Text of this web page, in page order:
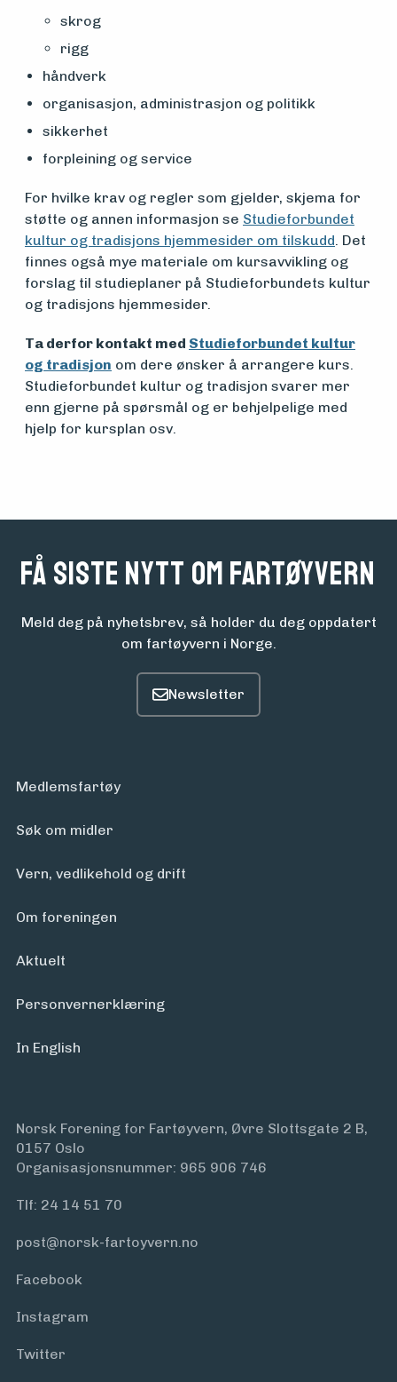
skrog
rigg
håndverk
organisasjon, administrasjon og politikk
sikkerhet
forpleining og service
For hvilke krav og regler som gjelder, skjema for
støtte og annen informasjon se Studieforbundet
kultur og tradisjons hjemmesider om tilskudd. Det
finnes også mye materiale om kursavvikling og
forslag til studieplaner på Studieforbundets kultur
og tradisjons hjemmesider.
Ta derfor kontakt med Studieforbundet kultur
og tradisjon om dere ønsker å arrangere kurs.
Studieforbundet kultur og tradisjon svarer mer
enn gjerne på spørsmål og er behjelpelige med
hjelp for kursplan osv.
Få siste nytt om fartøyvern
Meld deg på nyhetsbrev, så holder du deg oppdatert
om fartøyvern i Norge.
Medlemsfartøy
Søk om midler
Vern, vedlikehold og drift
Om foreningen
Aktuelt
Personvern­erklæring
In English
Norsk Forening for Fartøyvern, Øvre Slottsgate 2 B,
0157 Oslo
Organisasjonsnummer: 965 906 746
Tlf: 24 14 51 70
post@norsk-fartoyvern.no
Facebook
Instagram
Twitter